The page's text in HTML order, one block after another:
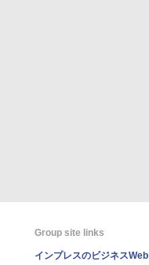
Group site links
インプレスのビジネスWeb